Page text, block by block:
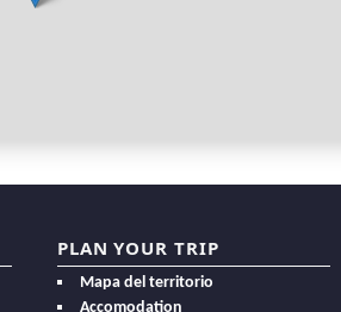
PLAN YOUR TRIP
Mapa del territorio
Accomodation